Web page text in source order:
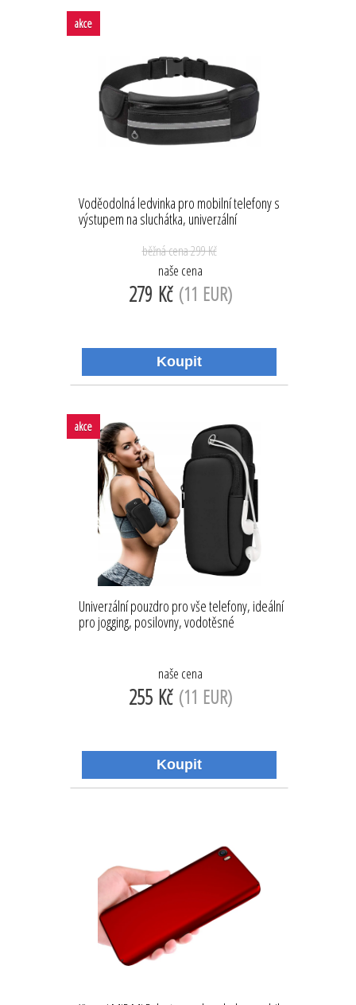
Voděodolná ledvinka pro mobilní telefony s
výstupem na sluchátka, univerzální
běžná cena299 Kč
naše cena
279 Kč (11 EUR)
akce
Univerzální pouzdro pro vše telefony, ideální
pro jogging, posilovny, vodotěsné
naše cena
255 Kč (11 EUR)
akce